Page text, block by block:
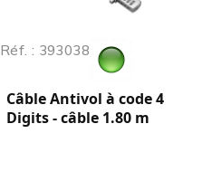
Réf. : 393038
Câble Antivol à code 4
Digits - câble 1.80 m